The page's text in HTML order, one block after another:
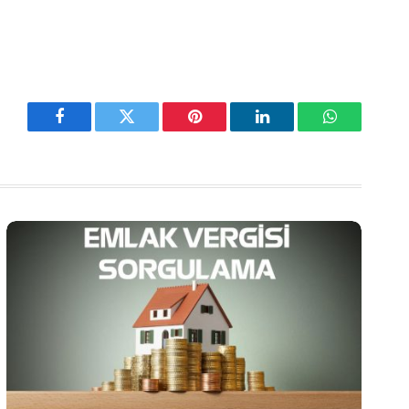
Facebook Twitter Pinterest LinkedIn WhatsApp